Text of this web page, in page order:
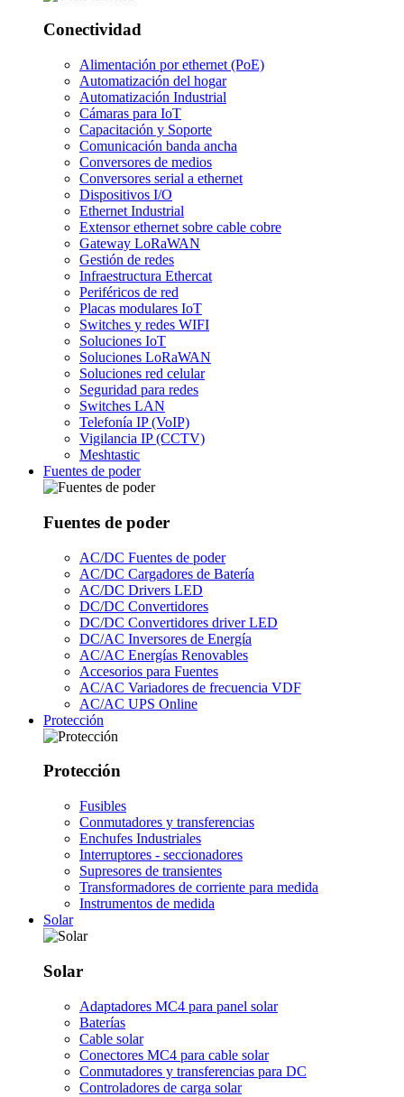
Conectividad
Alimentación por ethernet (PoE)
Automatización del hogar
Automatización Industrial
Cámaras para IoT
Capacitación y Soporte
Comunicación banda ancha
Conversores de medios
Conversores serial a ethernet
Dispositivos I/O
Ethernet Industrial
Extensor ethernet sobre cable cobre
Gateway LoRaWAN
Gestión de redes
Infraestructura Ethercat
Periféricos de red
Placas modulares IoT
Switches y redes WIFI
Soluciones IoT
Soluciones LoRaWAN
Soluciones red celular
Seguridad para redes
Switches LAN
Telefonía IP (VoIP)
Vigilancia IP (CCTV)
Meshtastic
Fuentes de poder
Fuentes de poder
AC/DC Fuentes de poder
AC/DC Cargadores de Batería
AC/DC Drivers LED
DC/DC Convertidores
DC/DC Convertidores driver LED
DC/AC Inversores de Energía
AC/AC Energías Renovables
Accesorios para Fuentes
AC/AC Variadores de frecuencia VDF
AC/AC UPS Online
Protección
Protección
Fusibles
Conmutadores y transferencias
Enchufes Industriales
Interruptores - seccionadores
Supresores de transientes
Transformadores de corriente para medida
Instrumentos de medida
Solar
Solar
Adaptadores MC4 para panel solar
Baterías
Cable solar
Conectores MC4 para cable solar
Conmutadores y transferencias para DC
Controladores de carga solar